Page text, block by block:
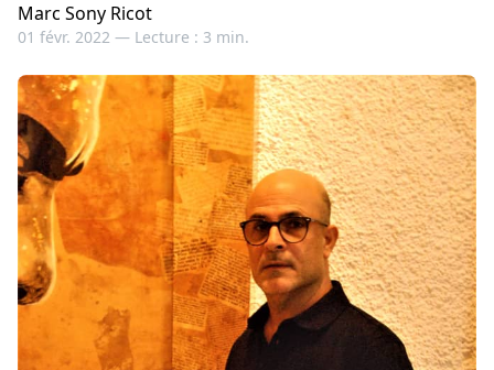
Marc Sony Ricot
01 févr. 2022 — Lecture : 3 min.